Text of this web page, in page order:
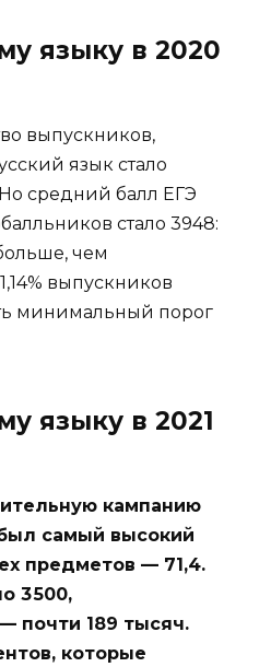
языку в 2020
выпускников,
язык стало
средний балл ЕГЭ
стало 3948:
чем
выпускников
минимальный порог
языку в 2021
кампанию
самый высокий
предметов — 71,4.
3 500,
почти 189 тысяч.
которые